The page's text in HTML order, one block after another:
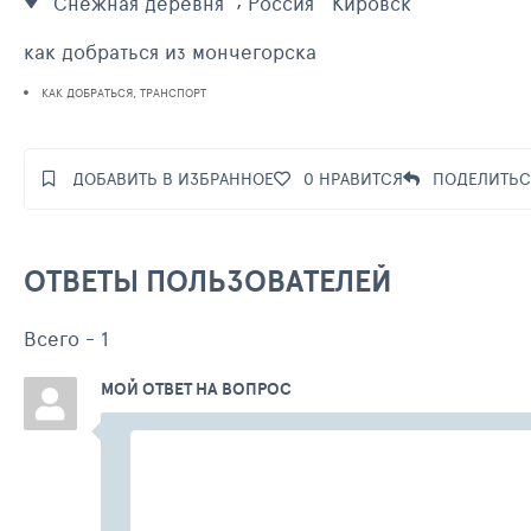
как добраться из мончегорска
КАК ДОБРАТЬСЯ, ТРАНСПОРТ
ДОБАВИТЬ В ИЗБРАННОЕ 0 НРАВИТСЯ
ОТВЕТЫ ПОЛЬЗОВАТЕЛЕЙ
Всего - 1
МОЙ ОТВЕТ НА ВОПРОС